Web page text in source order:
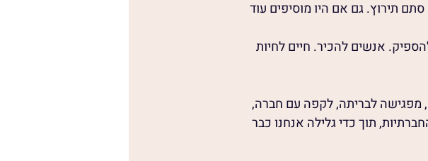
תירוץ. גם אם היו מוסיפים עוד
אנשים להכיר. חיים לחיות
מפגישה לבריתה, לקפה עם חברה,
תוך כדי גלילה אנחנו כבר